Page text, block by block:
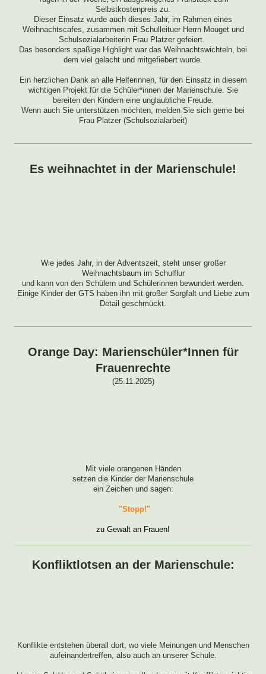
Selbstkostenpreis zu.
Dieser Einsatz wurde auch dieses Jahr, im Rahmen eines
Weihnachtscafes, zusammen mit Schulleituer Herrn Mouget und
Schulsozialarbeiterin Frau Platzer gefeiert.
Das besonders spaßige Highlight war das Weihnachtswichteln, bei
dem viel gelacht und mitgefiebert wurde.
Ein herzlichen Dank an alle Helferinnen, für den Einsatz in diesem
wichtigen Projekt für die Schüler*innen der Marienschule. Sie
bereiten den Kindern eine unglaubliche Freude.
Wenn auch Sie unterstützen möchten, melden Sie sich gerne bei
Frau Platzer (Schulsozialarbeit)
Es weihnachtet in der Marienschule!
Wie jedes Jahr, in der Adventszeit, steht unser großer
Weihnachtsbaum im Schulflur
und kann von den Schülern und Schülerinnen bewundert werden.
Einige Kinder der GTS haben ihn mit großer Sorgfalt und Liebe zum
Detail geschmückt.
Orange Day: Marienschüler*Innen für
Frauenrechte
(25.11.2025)
Mit viele orangenen Händen
setzen die Kinder der Marienschule
ein Zeichen und sagen:
"Stopp!"
zu Gewalt an Frauen!
Konfliktlotsen an der Marienschule:
Konflikte entstehen überall dort, wo viele Meinungen und Menschen
aufeinandertreffen, also auch an unserer Schule.